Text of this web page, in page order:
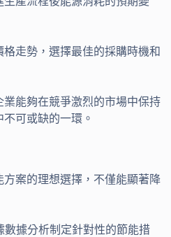
走勢，選擇最佳的採購時機和
能夠在競爭激烈的市場中保持
可或缺的一環。
案的理想選擇，不僅能顯著降
據分析制定針對性的節能措